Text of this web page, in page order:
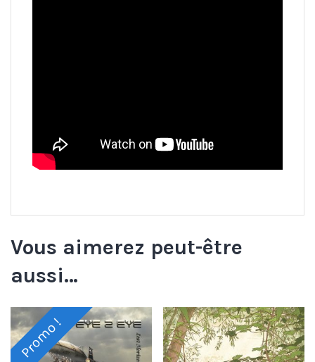
Vous aimerez peut-être
aussi…
Promo !